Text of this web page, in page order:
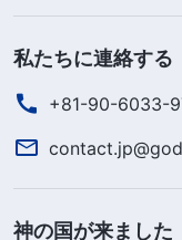
「わたしには、
くあるが、あなた
らゆる真理に導
ら語るのではなく
べき事をあなた
ネ16:12-13）ヨハ
私たちに連絡する
+81-90-6033-
神の国が来ました